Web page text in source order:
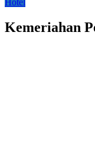
Hotel
Kemeriahan